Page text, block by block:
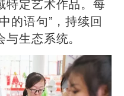
的语句”，持续回
生态系统。